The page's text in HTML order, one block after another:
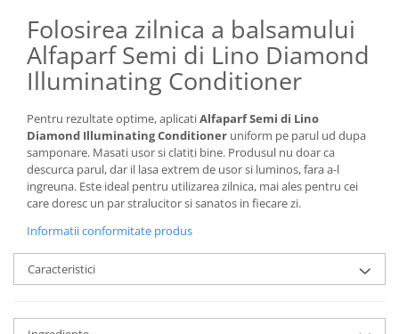
Folosirea zilnica a balsamului
Alfaparf Semi di Lino Diamond
Illuminating Conditioner
Pentru rezultate optime, aplicatiAlfaparf Semi di Lino
Diamond Illuminating Conditioner uniform pe parul ud dupa
samponare. Masati usor si clatiti bine. Produsul nu doar ca
descurca parul, dar il lasa extrem de usor si luminos, fara a-l
ingreuna. Este ideal pentru utilizarea zilnica, mai ales pentru cei
care doresc un par stralucitor si sanatos in fiecare zi.
Informatii conformitate produs
Caracteristici